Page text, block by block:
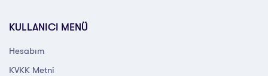
KULLANICI MENÜ
Hesabım
KVKK Metni